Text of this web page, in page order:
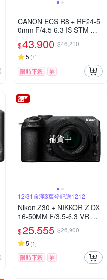
CANON EOS R8 + RF24-5
0mm F/4.5-6.3 IS STM 公
司貨
$43,900 $46,210
5 (1)
限時下殺 券
補貨中
12/31前滿3萬登記送1212
Nikon Z30 + NIKKOR Z DX
16-50MM F/3.5-6.3 VR 單
鏡組 公司貨
$25,555 $26,900
5 (1)
限時下殺 券